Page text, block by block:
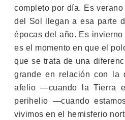
completo por día. Es
del Sol llegan a esa parte
épocas del año. Es
es el momento en que el
que se trata de una
grande en relación con la
afelio —cuando la Tierra
perihelio —cuando
vivimos en el hemisferio